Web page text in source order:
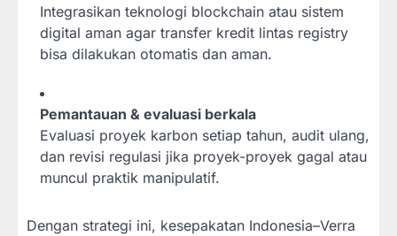
Integrasikan teknologi blockchain atau sistem
digital aman agar transfer kredit lintas registry
bisa dilakukan otomatis dan aman.
Pemantauan & evaluasi berkala
Evaluasi proyek karbon setiap tahun, audit ulang,
dan revisi regulasi jika proyek-proyek gagal atau
muncul praktik manipulatif.
Dengan strategi ini, kesepakatan Indonesia–Verra